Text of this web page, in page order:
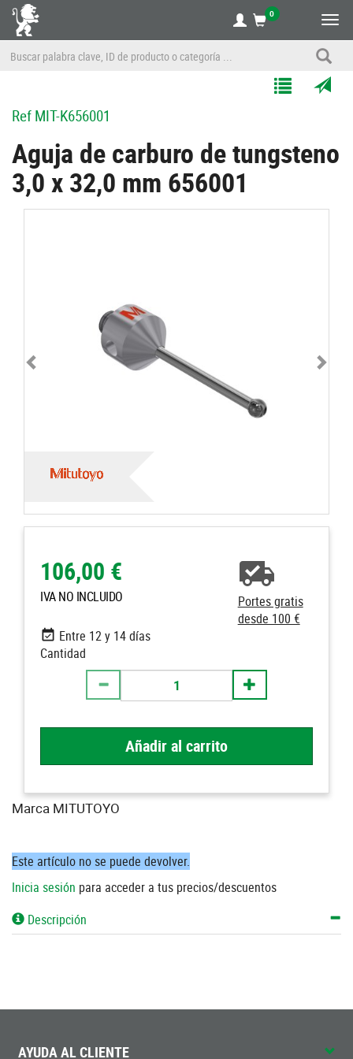
0
a
Listas
RefMIT-K656001
Aguja de carburo de tungsteno
3,0 x 32,0 mm 656001
106,00 €
IVA NO INCLUIDO
Portes gratis
desde 100 €
Entre 12 y 14 días
Cantidad
Añadir al carrito
Marca MITUTOYO
Este artículo no se puede devolver.
Inicia sesión para acceder a tus precios/descuentos
Descripción
AYUDA AL CLIENTE